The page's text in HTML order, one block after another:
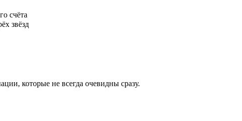
счёта
звёзд
которые не всегда очевидны сразу.